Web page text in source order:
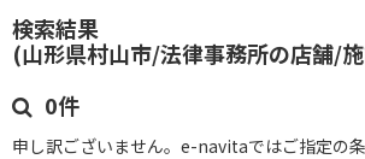
検索結果
(山形県村山市/法律事務所の店舗/施
0件
申し訳ございません。e-navitaではご指定の